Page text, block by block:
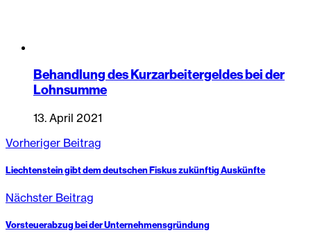
Behandlung des Kurzarbeitergeldes bei der
Lohnsumme
13. April 2021
Vorheriger Beitrag
Liechtenstein gibt dem deutschen Fiskus zukünftig Auskünfte
Nächster Beitrag
Vorsteuerabzug bei der Unternehmensgründung